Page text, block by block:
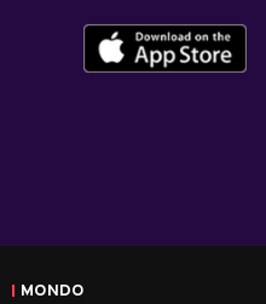
MONDO